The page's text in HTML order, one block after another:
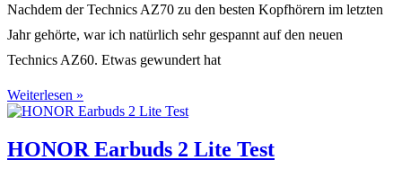
Nachdem der Technics AZ70 zu den besten Kopfhörern im letzten
Jahr gehörte, war ich natürlich sehr gespannt auf den neuen
Technics AZ60. Etwas gewundert hat
Weiterlesen »
HONOR Earbuds 2 Lite Test